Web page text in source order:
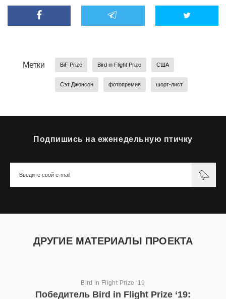
Метки BiF Prize Bird in Flight Prize США
Сэт Джонсон фотопремия шорт-лист
Подпишись на еженедельную птичку
ДРУГИЕ МАТЕРИАЛЫ ПРОЕКТА
Bird in Flight Prize ‘19
Победитель Bird in Flight Prize ‘19: